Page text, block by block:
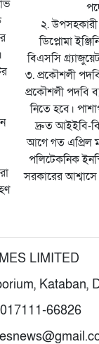
২.
ডিপ্লোমা
বিএসসি
৩. প্রকৌশলী
প্রকৌশলী পদবি
নিতে হবে।
দ্রুত আইইবি-
আগে গত এপ্রিল
পলিটেকনিক
সরকারের আশ্বাসে
LIMITED
Kataban,
66826